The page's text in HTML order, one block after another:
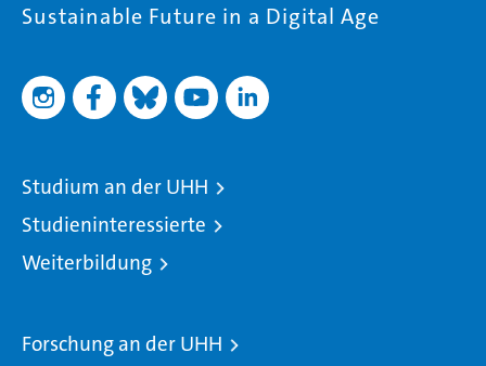
Sustainable Future in a Digital Age
Studium an der UHH
Studieninteressierte
Weiterbildung
Forschung an der UHH